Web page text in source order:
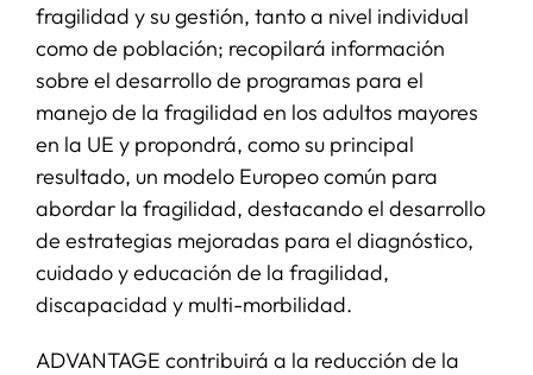
fragilidad y su gestión, tanto a nivel individual
como de población; recopilará información
sobre el desarrollo de programas para el
manejo de la fragilidad en los adultos mayores
en la UE y propondrá, como su principal
resultado, un modelo Europeo común para
abordar la fragilidad, destacando el desarrollo
de estrategias mejoradas para el diagnóstico,
cuidado y educación de la fragilidad,
discapacidad y multi-morbilidad.
ADVANTAGE contribuirá a la reducción de la